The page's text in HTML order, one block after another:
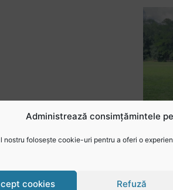
Administrează consimțămintele
nostru folosește cookie-uri pentru a oferi o
cookies Refuză